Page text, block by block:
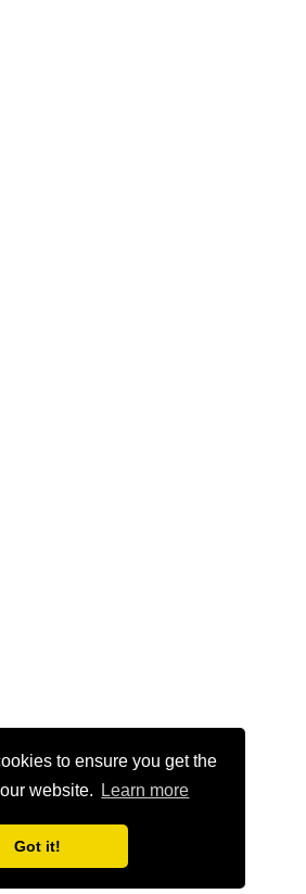
to ensure you get the
website.
Learn more
Got it!